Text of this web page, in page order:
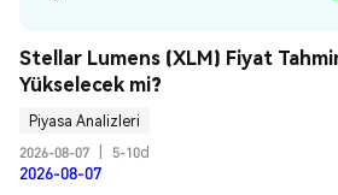
Stellar Lumens (XLM) Fiyat
Yükselecek mi?
Piyasa Analizleri
2026-08-07
5-10d
2026-08-07